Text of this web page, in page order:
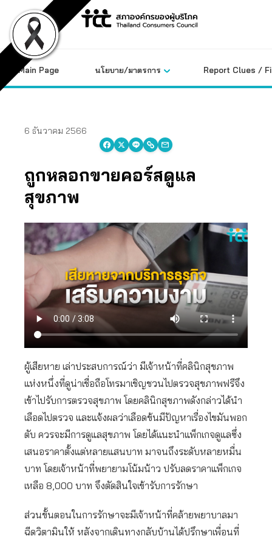
content
Main Page นโยบาย/มาตรการ Report Clues /
6 ธันวาคม 2566
ถูกหลอกขายคอร์สดูแล
สุขภาพ
ผู้เสียหาย เล่าประสบการณ์ว่า มีเจ้าหน้าที่คลินิกสุขภาพ
แห่งหนึ่งที่ดูน่าเชื่อถือโทรมาเชิญชวนไปตรวจสุขภาพฟรีจึง
เข้าไปรับการตรวจสุขภาพ โดยคลินิกสุขภาพดังกล่าวได้นำ
เลือดไปตรวจ และแจ้งผลว่าเลือดข้นมีปัญหาเรื่องไขมันพอก
ตับ ควรจะมีการดูแลสุขภาพ โดยได้แนะนำแพ็กเกจดูแลซึ่ง
เสนอราคาตั้งแต่หลายแสนบาท มาจนถึงระดับหลายหมื่น
บาท โดยเจ้าหน้าที่พยายามโน้มน้าว ปรับลดราคาแพ็กเกจ
เหลือ 8,000 บาท จึงตัดสินใจเข้ารับการรักษา
ส่วนขั้นตอนในการรักษาจะมีเจ้าหน้าที่คล้ายพยาบาลมา
ฉีดวิตามินให้ หลังจากเดินทางกลับบ้านได้ปรึกษาเพื่อนที่